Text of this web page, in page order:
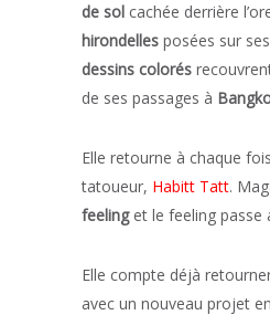
de sol cachée derrière
hirondelles posées sur
dessins colorés
de ses passages à
Elle retourne à chaque
tatoueur, Habitt Tatt.
feelinget le feeling passe
Elle compte déjà
avec un nouveau projet